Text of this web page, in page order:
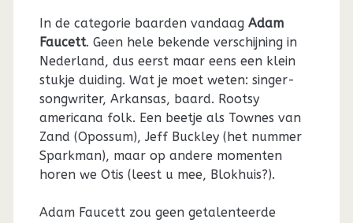
In de categorie baarden vandaag Adam
Faucett. Geen hele bekende verschijning in
Nederland, dus eerst maar eens een klein
stukje duiding. Wat je moet weten: singer-
songwriter, Arkansas, baard. Rootsy
americana folk. Een beetje als Townes van
Zand (Opossum), Jeff Buckley (het nummer
Sparkman), maar op andere momenten
horen we Otis (leest u mee, Blokhuis?).
Adam Faucett zou geen getalenteerde